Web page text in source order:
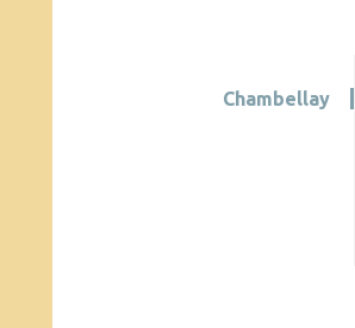
Chambellay